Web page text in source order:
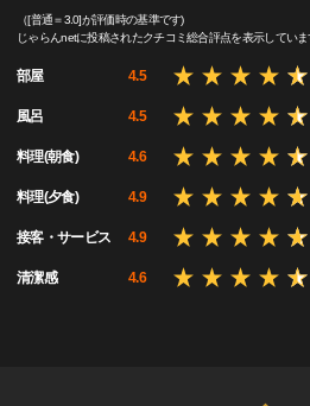
（[普通＝3.0]が評価時の基準です)
じゃらんnetに投稿されたクチコミ総合評点を表示していま
部屋 4.5
風呂 4.5
料理(朝食) 4.6
料理(夕食) 4.9
接客・サービス 4.9
清潔感 4.6